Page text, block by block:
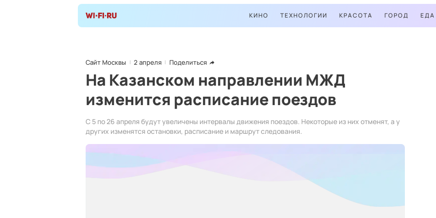
КИНО ТЕХНОЛОГИИ КРАСОТА ГОРОД ЕДА
Сайт Москвы 2 апреля Поделиться
На Казанском направлении МЖД
изменится расписание поездов
С 5 по 26 апреля будут увеличены интервалы движения поездов. Некоторые из них отменят, а у
других изменятся остановки, расписание и маршрут следования.